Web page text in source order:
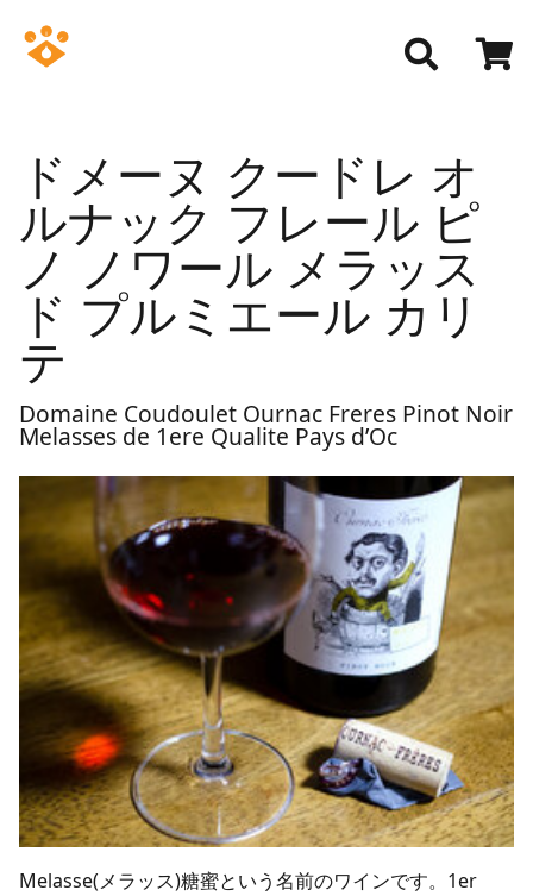
ドメーヌ クードレ オ
ルナック フレール ピ
ノ ノワール メラッス
ド プルミエール カリ
テ
Domaine Coudoulet Ournac Freres Pinot Noir
Melasses de 1ere Qualite Pays d’Oc
Melasse(メラッス)糖蜜という名前のワインです。1er